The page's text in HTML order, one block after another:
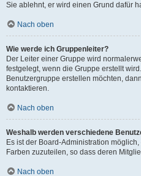
Sie ablehnt, er wird einen Grund dafür
Nach oben
Wie werde ich Gruppenleiter?
Der Leiter einer Gruppe wird
festgelegt, wenn die Gruppe erstellt
Benutzergruppe erstellen möchten,
kontaktieren.
Nach oben
Weshalb werden verschiedene
Es ist der Board-Administration
Farben zuzuteilen, so dass deren
Nach oben